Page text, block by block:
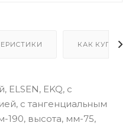
КАК КУПИТЬ
ELSEN, EKQ, с
с тангенциальным
190, высота, мм-75,